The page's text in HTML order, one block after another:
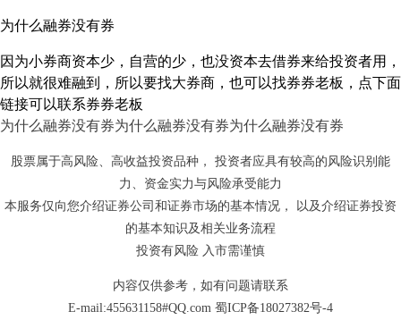
为什么融券没有券
因为小券商资本少，自营的少，也没资本去借券来给投资者用，
所以就很难融到，所以要找大券商，也可以找券券老板，点下面
链接可以联系券券老板
为什么融券没有券为什么融券没有券为什么融券没有券
股票属于高风险、高收益投资品种， 投资者应具有较高的风险识别能
力、资金实力与风险承受能力
本服务仅向您介绍证券公司和证券市场的基本情况， 以及介绍证券投资
的基本知识及相关业务流程
投资有风险 入市需谨慎
内容仅供参考，如有问题请联系
E-mail:455631158#QQ.com 蜀ICP备18027382号-4